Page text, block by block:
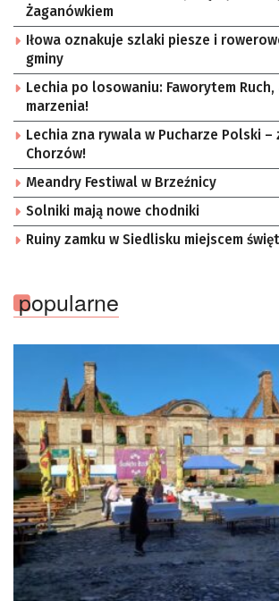
Żaganówkiem
Iłowa oznakuje szlaki piesze i
gminy
Lechia po losowaniu: Faworytem Ruch,
marzenia!
Lechia zna rywala w Pucharze Polski –
Chorzów!
Meandry Festiwal w Brzeźnicy
Solniki mają nowe chodniki
Ruiny zamku w Siedlisku miejscem
popularne